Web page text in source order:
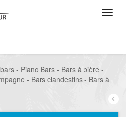
- Piano Bars - Bars à bière -
- Bars clandestins - Bars à